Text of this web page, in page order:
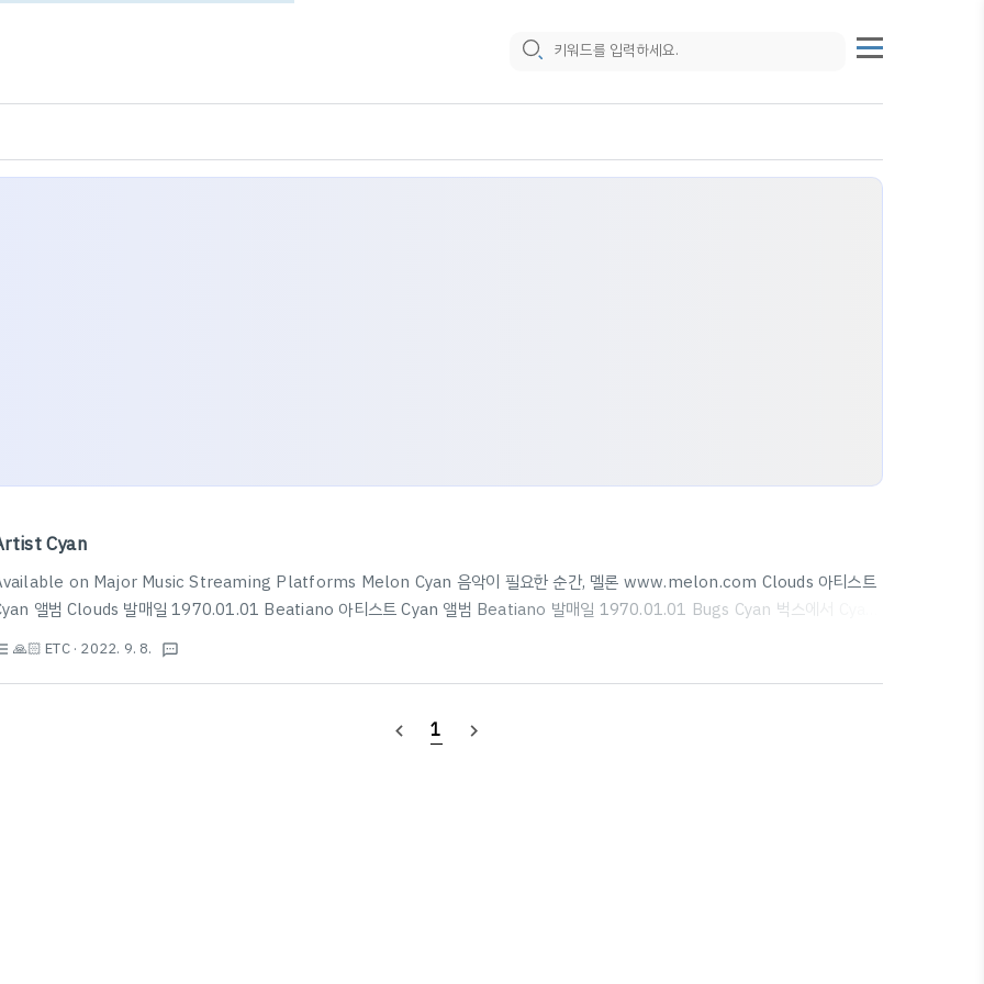
Cyan
on Major Music Streaming Platforms Melon Cyan 음악이 필요한 순간, 멜론 www.melon.com Clouds 아티스트
앨범 Clouds 발매일 1970.01.01 Beatiano 아티스트 Cyan 앨범 Beatiano 발매일 1970.01.01 Bugs Cyan 벅스에서 Cyan
의 멋진 곡을 감상해보세요. music.bugs.co.kr Apple Music Cyan on Apple Music Listen to music by Cyan on Apple
Music. Find top songs and albums by Cyan including Clouds, #Duration and more. music.apple.com Spotify Cyan ..
🙏🏻 ETC · 2022. 9. 8. textsms
navigate_before 1 navigate_next